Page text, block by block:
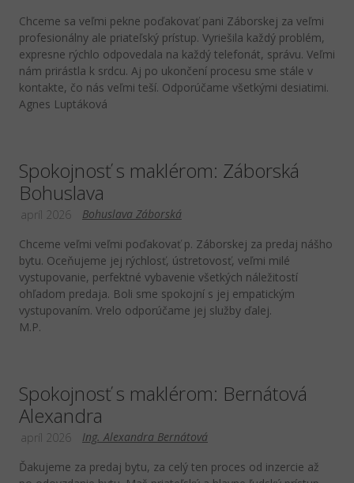
Chceme sa veľmi pekne poďakovať pani Záborskej za veľmi
profesionálny ale priateľský prístup. Vyriešila každý problém,
expresne rýchlo odpovedala na každý telefonát, správu. Veľmi
nám prirástla k srdcu. Aj po ukončení procesu sme stále v
kontakte, čo nás veľmi teší. Odporúčame všetkými desiatimi.
Agnes Luptáková
Spokojnosť s maklérom: Záborská
Bohuslava
Bohuslava Záborská
apríl 2026
Chceme veľmi veľmi poďakovať p. Záborskej za predaj nášho
bytu. Oceňujeme jej rýchlosť, ústretovosť, veľmi milé
vystupovanie, perfektné vybavenie všetkých náležitostí
ohľadom predaja. Boli sme spokojní s jej empatickým
vystupovaním. Vrelo odporúčame jej služby ďalej.
M.P.
Spokojnosť s maklérom: Bernátová
Alexandra
Ing. Alexandra Bernátová
apríl 2026
Ďakujeme za predaj bytu, za celý ten proces od inzercie až